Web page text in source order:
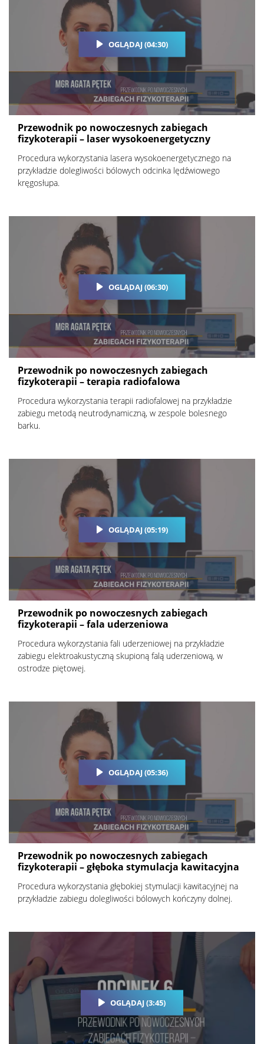
OGLĄDAJ (04:30)
Przewodnik po nowoczesnych zabiegach
fizykoterapii – laser wysokoenergetyczny
Procedura wykorzystania lasera wysokoenergetycznego na
przykładzie dolegliwości bólowych odcinka lędźwiowego
kręgosłupa.
OGLĄDAJ (06:30)
Przewodnik po nowoczesnych zabiegach
fizykoterapii – terapia radiofalowa
Procedura wykorzystania terapii radiofalowej na przykładzie
zabiegu metodą neutrodynamiczną, w zespole bolesnego
barku.
OGLĄDAJ (05:19)
Przewodnik po nowoczesnych zabiegach
fizykoterapii – fala uderzeniowa
Procedura wykorzystania fali uderzeniowej na przykładzie
zabiegu elektroakustyczną skupioną falą uderzeniową, w
ostrodze piętowej.
OGLĄDAJ (05:36)
Przewodnik po nowoczesnych zabiegach
fizykoterapii – głęboka stymulacja kawitacyjna
Procedura wykorzystania głębokiej stymulacji kawitacyjnej na
przykładzie zabiegu dolegliwości bólowych kończyny dolnej.
OGLĄDAJ (3:45)